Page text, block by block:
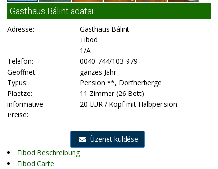
Gasthaus Bálint adatai:
Adresse:
Gasthaus Bálint
Tibod
1/A
Telefon:
0040-744/103-979
Geöffnet:
ganzes Jahr
Typus:
Pension **, Dorfherberge
Plaetze:
11 Zimmer (26 Bett)
informative
Preise:
20 EUR / Kopf mit Halbpension
Üzenet küldése
Tibod Beschreibung
Tibod Carte